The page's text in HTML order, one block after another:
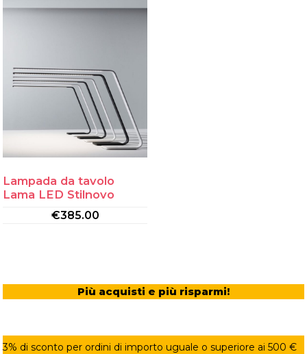
Lampada da tavolo
Lama LED Stilnovo
€385.00
Più acquisti e più risparmi!
3% di sconto per ordini di importo uguale o superiore ai 500 €